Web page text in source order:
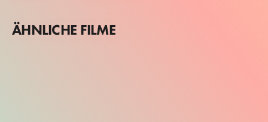
ÄHNLICHE FILME